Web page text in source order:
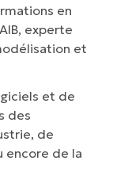
en
experte
et
et de
des
de
encore de la